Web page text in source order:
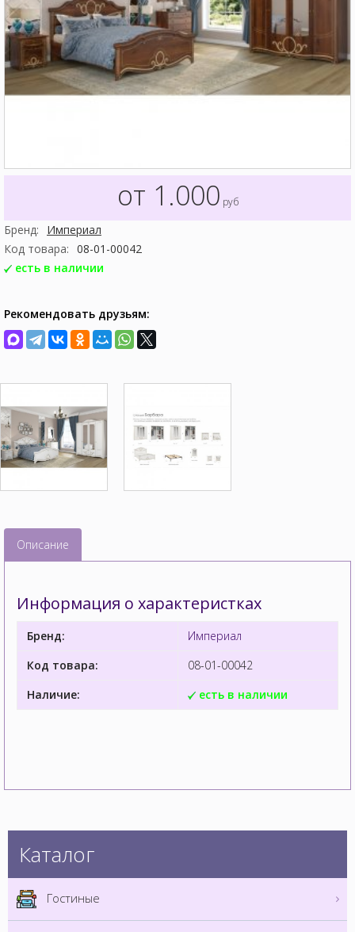
от 1.000 руб
Бренд:
Империал
Код товара: 08-01-00042
есть в наличии
Рекомендовать друзьям:
Описание
Информация о характеристках
Бренд:
Империал
Код товара:
08-01-00042
Наличие:
есть в наличии
Каталог
Гостиные